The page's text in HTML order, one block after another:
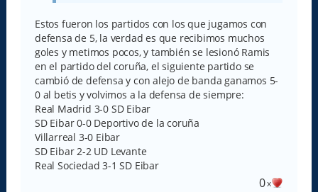
Estos fueron los partidos con los que jugamos con
defensa de 5, la verdad es que recibimos muchos
goles y metimos pocos, y también se lesionó Ramis
en el partido del coruña, el siguiente partido se
cambió de defensa y con alejo de banda ganamos 5-
0 al betis y volvimos a la defensa de siempre:
Real Madrid 3-0 SD Eibar
SD Eibar 0-0 Deportivo de la coruña
Villarreal 3-0 Eibar
SD Eibar 2-2 UD Levante
Real Sociedad 3-1 SD Eibar
0x